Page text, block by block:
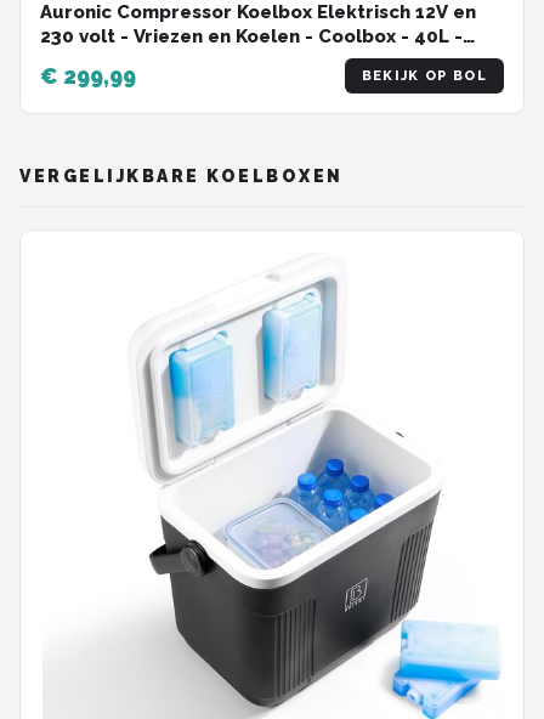
Auronic Compressor Koelbox Elektrisch 12V en
230 volt - Vriezen en Koelen - Coolbox - 40L -
€ 299,99 BEKIJK OP BOL
VERGELIJKBARE KOELBOXEN